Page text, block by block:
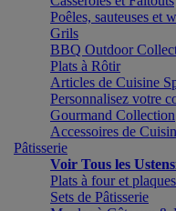
Poêles, sauteuses et
Grils
BBQ Outdoor
Plats à Rôtir
Articles de Cuisine
Personnalisez votre
Gourmand Collection
Accessoires de
Pâtisserie
Voir Tous les
Plats à four et plaques
Sets de Pâtisserie